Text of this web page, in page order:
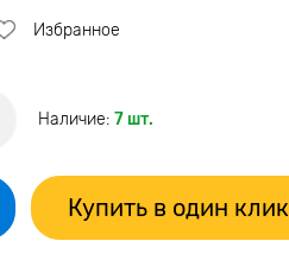
Избранное
Наличие: 7 шт.
Купить в один клик